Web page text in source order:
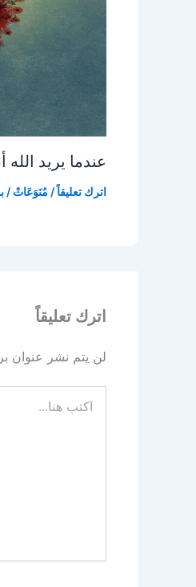
عندما يريد
اترك تعليقاً/ مُنَوَعَاتْ /
اترك تعليقاً
لن يتم نشر عنوان
هنا...